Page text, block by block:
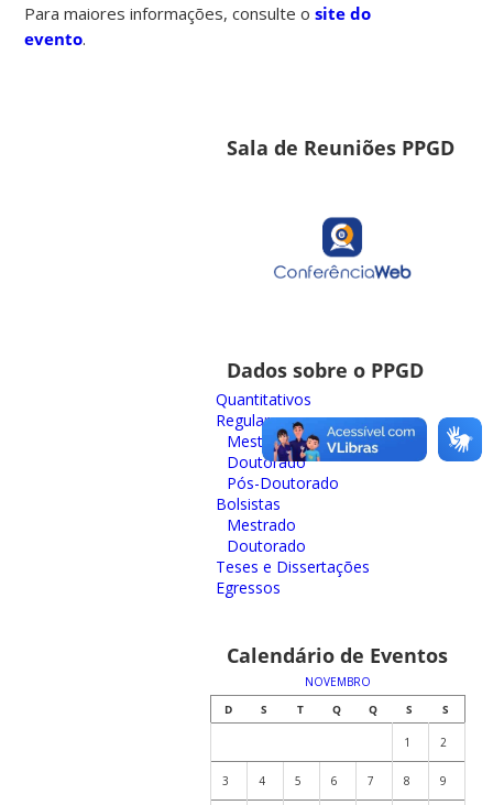
Para maiores informações, consulte osite do
evento.
Sala de Reuniões PPGD
Dados sobre o PPGD
Quantitativos
Regulares
Mestrado
Doutorado
Pós-Doutorado
Bolsistas
Mestrado
Doutorado
Teses e Dissertações
Egressos
Calendário de Eventos
NOVEMBRO
D
S T Q Q S S
1 2
3 4 5 6 7 8 9